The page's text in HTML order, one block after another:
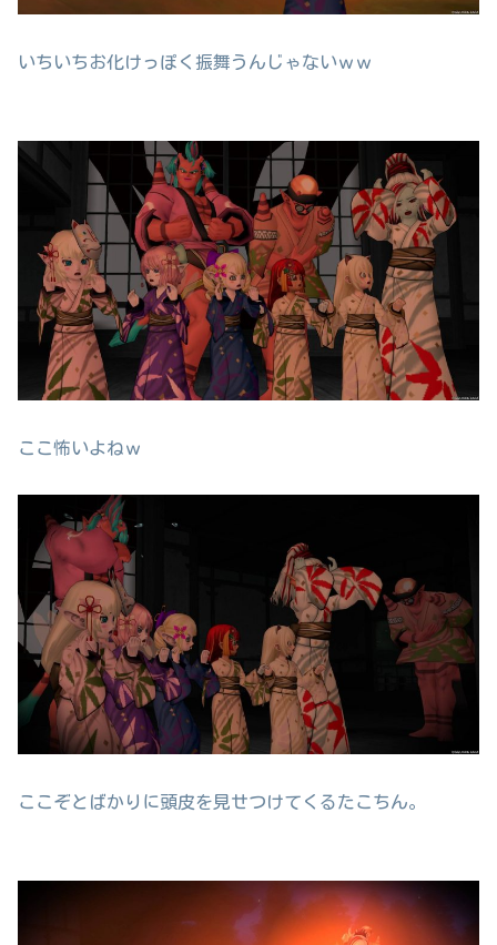
いちいちお化けっぽく振舞うんじゃないｗｗ
ここ怖いよねｗ
ここぞとばかりに頭皮を見せつけてくるたこちん。